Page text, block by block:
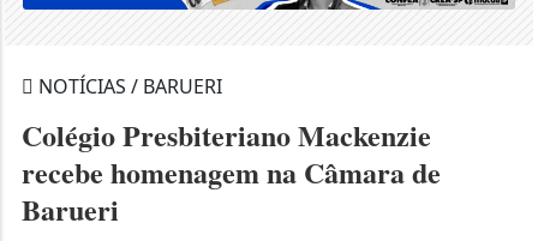
NOTÍCIAS / BARUERI
Colégio Presbiteriano Mackenzie
recebe homenagem na Câmara de
Barueri